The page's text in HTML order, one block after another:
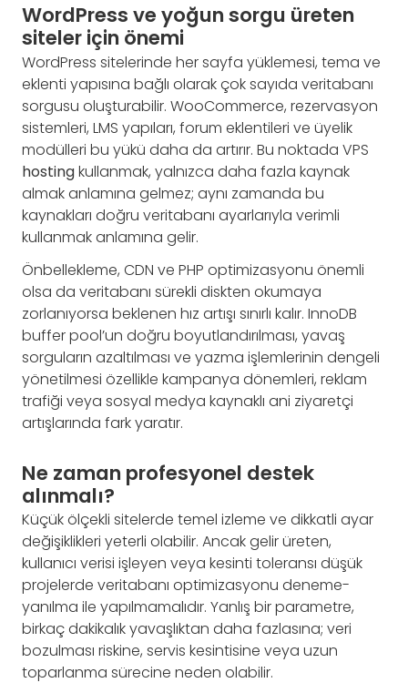
WordPress ve yoğun sorgu üreten
siteler için önemi
WordPress sitelerinde her sayfa yüklemesi, tema ve
eklenti yapısına bağlı olarak çok sayıda veritabanı
sorgusu oluşturabilir. WooCommerce, rezervasyon
sistemleri, LMS yapıları, forum eklentileri ve üyelik
modülleri bu yükü daha da artırır. Bu noktada VPS
hostingkullanmak, yalnızca daha fazla kaynak
almak anlamına gelmez; aynı zamanda bu
kaynakları doğru veritabanı ayarlarıyla verimli
kullanmak anlamına gelir.
Önbellekleme, CDN ve PHP optimizasyonu önemli
olsa da veritabanı sürekli diskten okumaya
zorlanıyorsa beklenen hız artışı sınırlı kalır. InnoDB
buffer pool’un doğru boyutlandırılması, yavaş
sorguların azaltılması ve yazma işlemlerinin dengeli
yönetilmesi özellikle kampanya dönemleri, reklam
trafiği veya sosyal medya kaynaklı ani ziyaretçi
artışlarında fark yaratır.
Ne zaman profesyonel destek
alınmalı?
Küçük ölçekli sitelerde temel izleme ve dikkatli ayar
değişiklikleri yeterli olabilir. Ancak gelir üreten,
kullanıcı verisi işleyen veya kesinti toleransı düşük
projelerde veritabanı optimizasyonu deneme-
yanılma ile yapılmamalıdır. Yanlış bir parametre,
birkaç dakikalık yavaşlıktan daha fazlasına; veri
bozulması riskine, servis kesintisine veya uzun
toparlanma sürecine neden olabilir.